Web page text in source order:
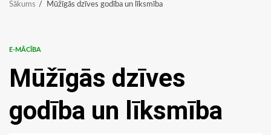
Sākums Mūžīgās dzīves godība un līksmība
E-MĀCĪBA
Mūžīgās dzīves
godība un līksmība